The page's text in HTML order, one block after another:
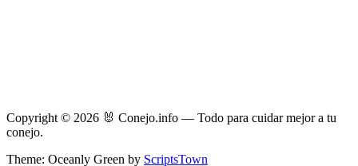
Copyright © 2026 🐰 Conejo.info — Todo para cuidar mejor a tu
conejo.
Theme: Oceanly Green by ScriptsTown